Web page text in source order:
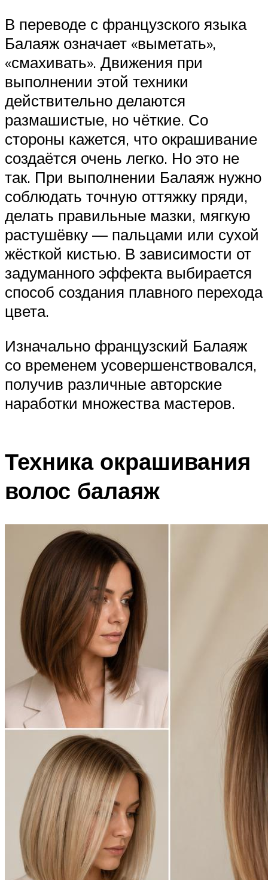
В переводе с французского языка
Балаяж означает «выметать»,
«смахивать». Движения при
выполнении этой техники
действительно делаются
размашистые, но чёткие. Со
стороны кажется, что окрашивание
создаётся очень легко. Но это не
так. При выполнении Балаяж нужно
соблюдать точную оттяжку пряди,
делать правильные мазки, мягкую
растушёвку — пальцами или сухой
жёсткой кистью. В зависимости от
задуманного эффекта выбирается
способ создания плавного перехода
цвета.
Изначально французский Балаяж
со временем усовершенствовался,
получив различные авторские
наработки множества мастеров.
Техника окрашивания
волос балаяж